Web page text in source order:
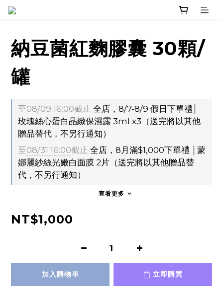
納豆菌紅麴膠囊 30顆/
罐
至08/09 16:00截止 全店，8/7-8/9 假日下單禮│
玫瑰絲心蛋白晶緻保濕露 3ml x3（送完將以其他
贈品替代，不另行通知）
至08/31 16:00截止 全店，8月滿$1,000下單禮 │蒙
娜麗紗絲光嫩白面膜 2片（送完將以其他贈品替
代，不另行通知）
查看更多
NT$1,000
加入購物車 立即購買